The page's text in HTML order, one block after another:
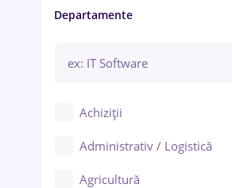
Brașov
Bacău
Galați (Galați)
Departamente
Achiziții
Administrativ / Logistică
Agricultură